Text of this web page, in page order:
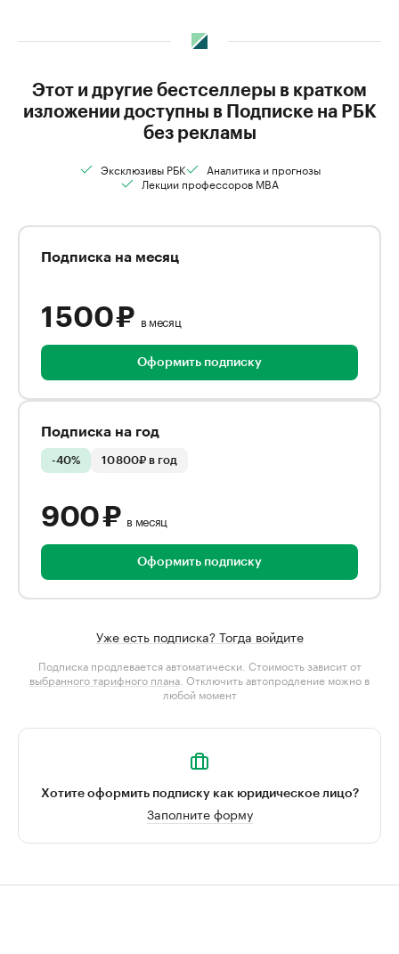
Этот и другие бестселлеры в кратком
изложении доступны в Подписке на РБК
без рекламы
Эксклюзивы РБК
Аналитика и прогнозы
Лекции профессоров MBA
Подписка на месяц
1 500 ₽ в месяц
Оформить подписку
Подписка на год
-40% 10 800₽ в год
900 ₽ в месяц
Оформить подписку
Уже есть подписка? Тогда войдите
Подписка продлевается автоматически. Стоимость зависит от
выбранного тарифного плана . Отключить автопродление можно в
любой момент
Хотите оформить подписку как юридическое лицо?
Заполните форму